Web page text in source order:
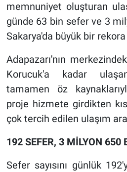
memnuniyet oluşturan
günde 63 bin sefer ve 3
Sakarya'da büyük bir
Adapazarı'nın
Korucuk'a kadar
tamamen öz
proje hizmete girdikten
çok tercih edilen ulaşım
192 SEFER, 3 MİLYON 650
Sefer sayısını günlük